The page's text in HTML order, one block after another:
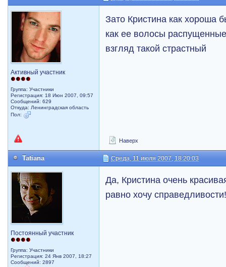
Активный участник
Группа: Участники
Регистрация: 18 Июн 2007, 09:57
Сообщений: 629
Откуда: Ленинградская область
Пол:
Зато Кристина как хороша
как ее волосы
взгляд такой страстный
Наверх
Tatiana Среда, 11 июля 2007, 18:20:03
Постоянный участник
Группа: Участники
Регистрация: 24 Янв 2007, 18:27
Сообщений: 2897
Да, Кристина очень
равно хочу